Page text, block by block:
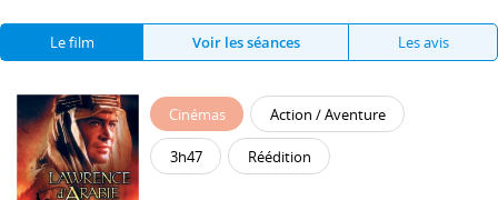
Le film Voir les séances Les avis
Cinémas Action / Aventure
3h47 Réédition